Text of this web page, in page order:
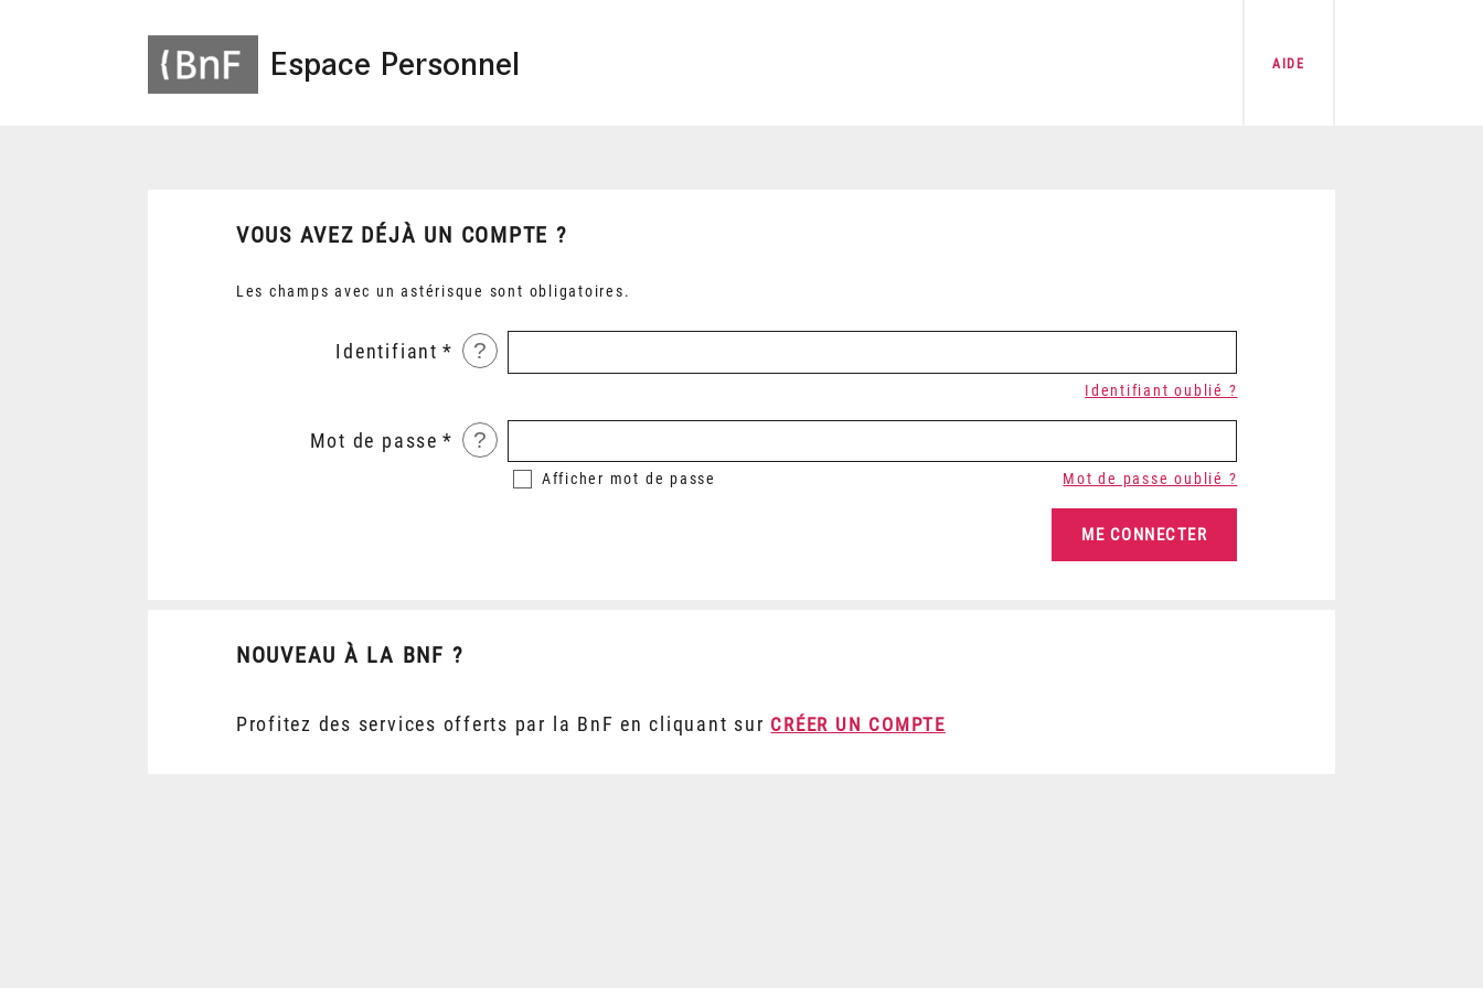
Espace Personnel AIDE
VOUS AVEZ DÉJÀ UN COMPTE ?
Les champs avec un astérisque sont obligatoires.
Identifiant ?
Identifiant oublié ?
Mot de passe ?
Afficher mot de passe Mot de passe oublié ?
NOUVEAU À LA BNF ?
Profitez des services offerts par la BnF en cliquant sur CRÉER UN COMPTE